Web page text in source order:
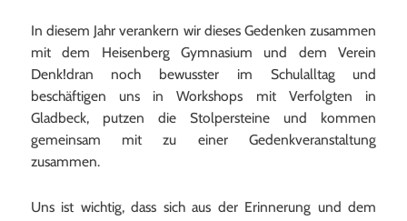
In diesem Jahr verankern wir dieses Gedenken zusammen
mit dem Heisenberg Gymnasium und dem Verein
Denk!dran noch bewusster im Schulalltag und
beschäftigen uns in Workshops mit Verfolgten in
Gladbeck, putzen die Stolpersteine und kommen
gemeinsam mit zu einer Gedenkveranstaltung
zusammen.
Uns ist wichtig, dass sich aus der Erinnerung und dem